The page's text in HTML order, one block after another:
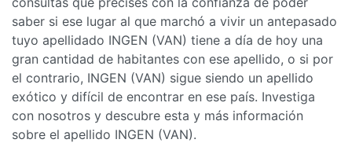
saber si ese lugar al que marchó a vivir un antepasado
tuyo apellidado INGEN (VAN) tiene a día de hoy una
gran cantidad de habitantes con ese apellido, o si por
el contrario, INGEN (VAN) sigue siendo un apellido
exótico y difícil de encontrar en ese país. Investiga
con nosotros y descubre esta y más información
sobre el apellido INGEN (VAN).